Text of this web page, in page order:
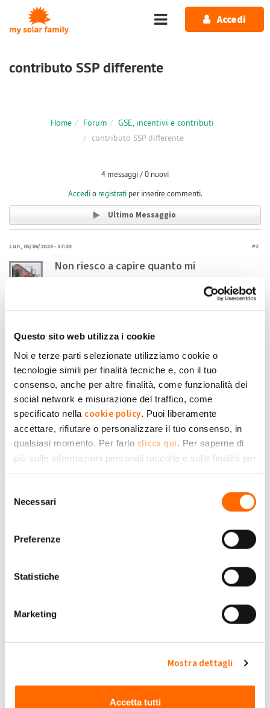
Questo sito web utilizza i cookie
Noi e terze parti selezionate utilizziamo cookie o
tecnologie simili per finalità tecniche e, con il tuo
consenso, anche per altre finalità, come funzionalità dei
social network e misurazione del traffico, come
specificato nella cookie policy . Puoi liberamente
accettare, rifiutare o personalizzare il tuo consenso, in
qualsiasi momento. Per farlo clicca qui . Per saperne di
più sulle informazioni personali raccolte e sulle finalità per
le quali tali informazioni saranno utilizzate, si prega di
delNecessari
Preferenze
Statistiche
Marketing
Mostra dettagli
Accetta tutti
Salta al contenuto principale
Accedi
contributo SSP differente
Home Forum
GSE, incentivi e contributi
contributo SSP differente
4 messaggi / 0 nuovi
Accedio registratiper inserire commenti.
Ultimo Messaggio
Lun, 05/06/2023 - 17:33 #2
Non riesco a capire quanto mi
+1
0
Torna Su Accedioregistratiper inserire commenti.
Mar, 06/06/2023 - 10:34
contributo
0
Torna Su per inserire commenti.
Ven, 28/07/2023 - 18:59 #4
Buonasera, vorrei sapere perché i bonifici che mi sono arrivati,
sono minori dell'incentivo da voi conteggiato.
Submitted by Amazonas on Ven, 28/07/2023 - 18:59
+1 -1